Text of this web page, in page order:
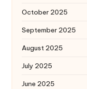
October 2025
September 2025
August 2025
July 2025
June 2025